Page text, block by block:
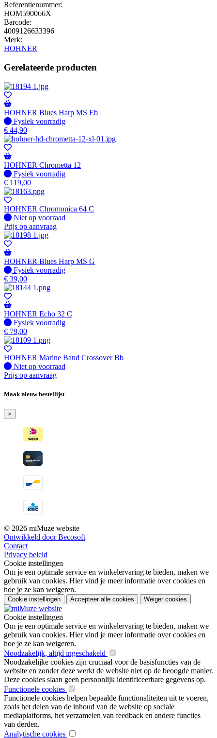
Referentienummer:
HOM590066X
Barcode:
4009126633396
Merk:
HOHNER
Gerelateerde producten
HOHNER Blues Harp MS Eb
Fysiek voorradig
Fysiek voorradig
€ 44,90
HOHNER Chrometta 12
Fysiek voorradig
Fysiek voorradig
€ 119,00
HOHNER Chromonica 64 C
Fysiek voorradig
Niet op voorraad
Prijs op aanvraag
HOHNER Blues Harp MS G
Fysiek voorradig
Fysiek voorradig
€ 39,00
HOHNER Echo 32 C
Fysiek voorradig
Fysiek voorradig
€ 79,00
HOHNER Marine Band Crossover Bb
Fysiek voorradig
Niet op voorraad
Prijs op aanvraag
Maak nieuw bestellijst
×
© 2026 miMuze website
Ontwikkeld door Becosoft
Contact
Privacy beleid
Cookie instellingen
Om je een optimale service en winkelervaring te bieden, maken we
gebruik van cookies. Hier vind je meer informatie over cookies en
hoe je ze kan weigeren.
Cookie instellingen Accepteer alle cookies Weiger cookies
Cookie instellingen
Om je een optimale service en winkelervaring te bieden, maken we
gebruik van cookies. Hier vind je meer informatie over cookies en
hoe je ze kan weigeren.
Noodzakelijk, altijd ingeschakeld
Noodzakelijke cookies zijn cruciaal voor de basisfuncties van de
website en zonder deze werkt de website niet op de beoogde manier.
Deze cookies slaan geen persoonlijk identificeerbare gegevens op.
Functionele cookies
Functionele cookies helpen bepaalde functionaliteiten uit te voeren,
zoals het delen van de inhoud van de website op sociale
mediaplatforms, het verzamelen van feedback en andere functies
van derden.
Analytische cookies